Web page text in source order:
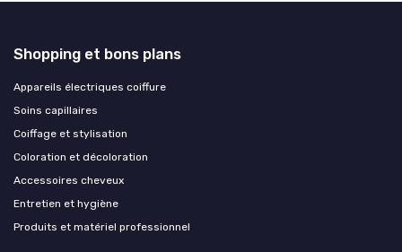
Shopping et bons plans
Appareils électriques coiffure
Soins capillaires
Coiffage et stylisation
Coloration et décoloration
Accessoires cheveux
Entretien et hygiène
Produits et matériel professionnel